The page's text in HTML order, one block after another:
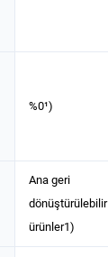
%0¹)
Ana geri
dönüştürülebilir
ürünler1)